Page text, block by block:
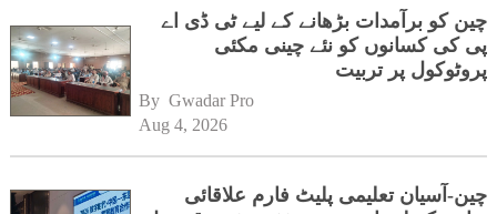
چین کو برآمدات بڑھانے کے لیے ٹی ڈی اے
پی کی کسانوں کو نئے چینی مکئی
پروٹوکول پر تربیت
By Gwadar Pro
Aug 4, 2026
چین-آسیان تعلیمی پلیٹ فارم علاقائی